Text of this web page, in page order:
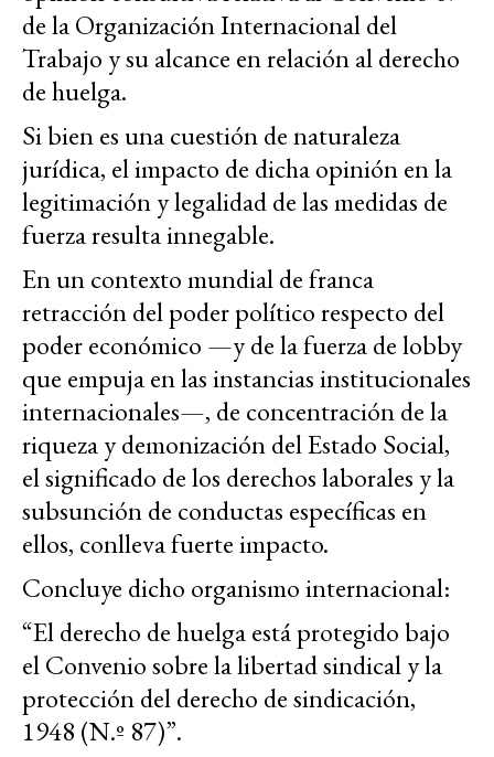
de la Organización Internacional del
Trabajo y su alcance en relación al derecho
de huelga.
Si bien es una cuestión de naturaleza
jurídica, el impacto de dicha opinión en la
legitimación y legalidad de las medidas de
fuerza resulta innegable.
En un contexto mundial de franca
retracción del poder político respecto del
poder económico —y de la fuerza de lobby
que empuja en las instancias institucionales
internacionales—, de concentración de la
riqueza y demonización del Estado Social,
el significado de los derechos laborales y la
subsunción de conductas específicas en
ellos, conlleva fuerte impacto.
Concluye dicho organismo internacional:
“El derecho de huelga está protegido bajo
el Convenio sobre la libertad sindical y la
protección del derecho de sindicación,
1948 (N.º 87)”.